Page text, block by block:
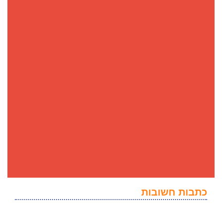
כתבות חשובות